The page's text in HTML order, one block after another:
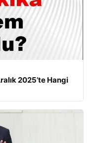
2025’te Hangi